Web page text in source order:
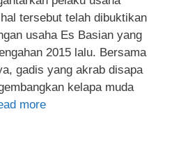
tersebut telah dibuktikan
usaha Es Basian yang
2015 lalu. Bersama
gadis yang akrab disapa
kelapa muda
more